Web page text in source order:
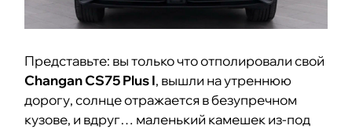
Представьте: вы только что отполировали свой
Changan CS75 Plus I, вышли на утреннюю
дорогу, солнце отражается в безупречном
кузове, и вдруг… маленький камешек из-под